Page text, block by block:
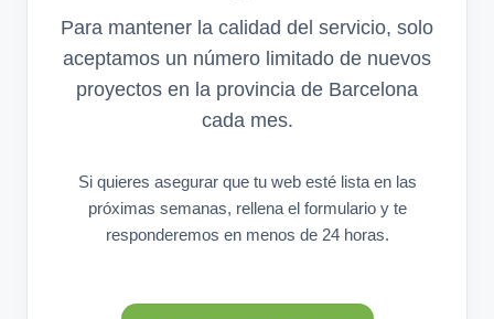
Para mantener la calidad del servicio, solo
aceptamos un número limitado de nuevos
proyectos en la provincia de Barcelona
cada mes.
Si quieres asegurar que tu web esté lista en las
próximas semanas, rellena el formulario y te
responderemos en menos de 24 horas.